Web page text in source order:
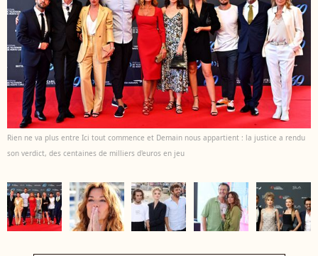
Rien ne va plus entre Ici tout commence et Demain nous appartient : la justice a rendu
son verdict, des centaines de milliers d'euros en jeu